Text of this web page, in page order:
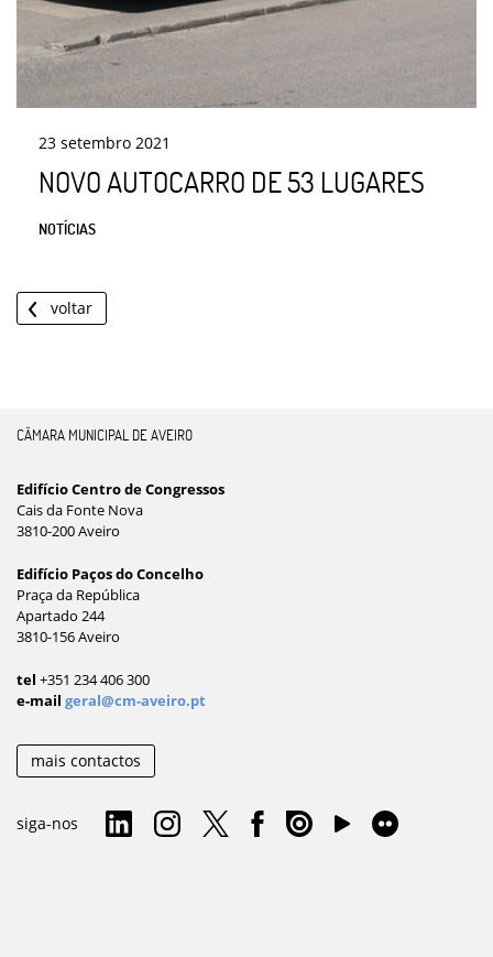
23 setembro 2021
NOVO AUTOCARRO DE 53 LUGARES
NOTÍCIAS
voltar
CÂMARA MUNICIPAL DE AVEIRO
Edifício Centro de Congressos
Cais da Fonte Nova
3810-200 Aveiro
Edifício Paços do Concelho
Praça da República
Apartado 244
3810-156 Aveiro
tel +351 234 406 300
e-mail geral@cm-aveiro.pt
mais contactos
siga-nos